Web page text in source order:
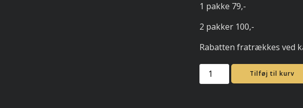
1 pakke 79,-
2 pakker 100,-
Rabatten fratrækkes ved
Kæmpe
Tilføj til kurv